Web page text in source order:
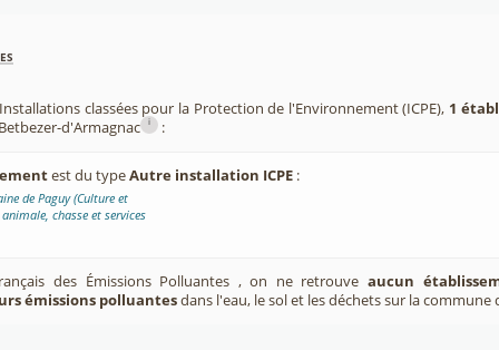
classées pour la Protection de l'Environnement (ICPE), 1
d'Armagnac
i :
est du typeAutre installation ICPE :
de Paguy (Culture et
chasse et services
des Émissions Polluantes , on ne retrouveaucun
émissions polluantesdans l'eau, le sol et les déchets sur la commune